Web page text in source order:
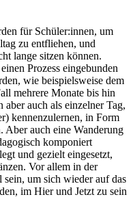
für Schüler:innen, um
zu entfliehen, und
lange sitzen können.
Prozess eingebunden
wie beispielsweise dem
mehrere Monate bis hin
auch als einzelner Tag,
kennenzulernen, in Form
Aber auch eine Wanderung
komponiert
und gezielt eingesetzt,
Vor allem in der
um sich wieder auf das
im Hier und Jetzt zu sein